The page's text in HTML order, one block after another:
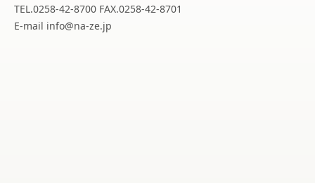
TEL.0258-42-8700 FAX.0258-42-8701
E-mail info@na-ze.jp